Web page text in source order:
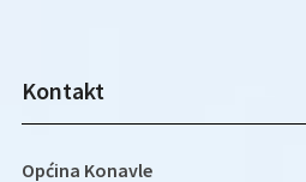
Kontakt
Općina Konavle